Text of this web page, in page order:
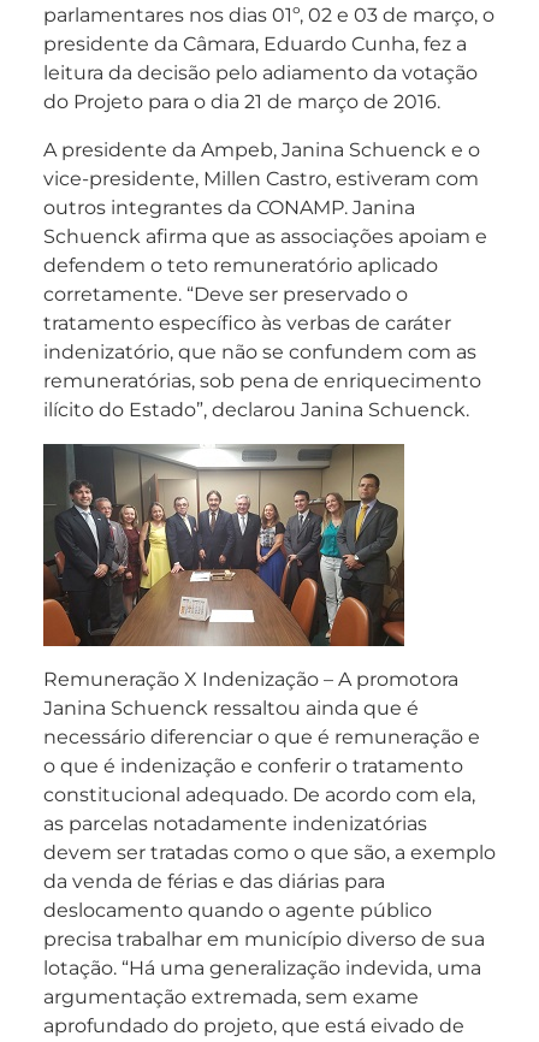
parlamentares nos dias 01º, 02 e 03 de março, o
presidente da Câmara, Eduardo Cunha, fez a
leitura da decisão pelo adiamento da votação
do Projeto para o dia 21 de março de 2016.
A presidente da Ampeb, Janina Schuenck e o
vice-presidente, Millen Castro, estiveram com
outros integrantes da CONAMP. Janina
Schuenck afirma que as associações apoiam e
defendem o teto remuneratório aplicado
corretamente. “Deve ser preservado o
tratamento específico às verbas de caráter
indenizatório, que não se confundem com as
remuneratórias, sob pena de enriquecimento
ilícito do Estado”, declarou Janina Schuenck.
Remuneração X Indenização – A promotora
Janina Schuenck ressaltou ainda que é
necessário diferenciar o que é remuneração e
o que é indenização e conferir o tratamento
constitucional adequado. De acordo com ela,
as parcelas notadamente indenizatórias
devem ser tratadas como o que são, a exemplo
da venda de férias e das diárias para
deslocamento quando o agente público
precisa trabalhar em município diverso de sua
lotação. “Há uma generalização indevida, uma
argumentação extremada, sem exame
aprofundado do projeto, que está eivado de